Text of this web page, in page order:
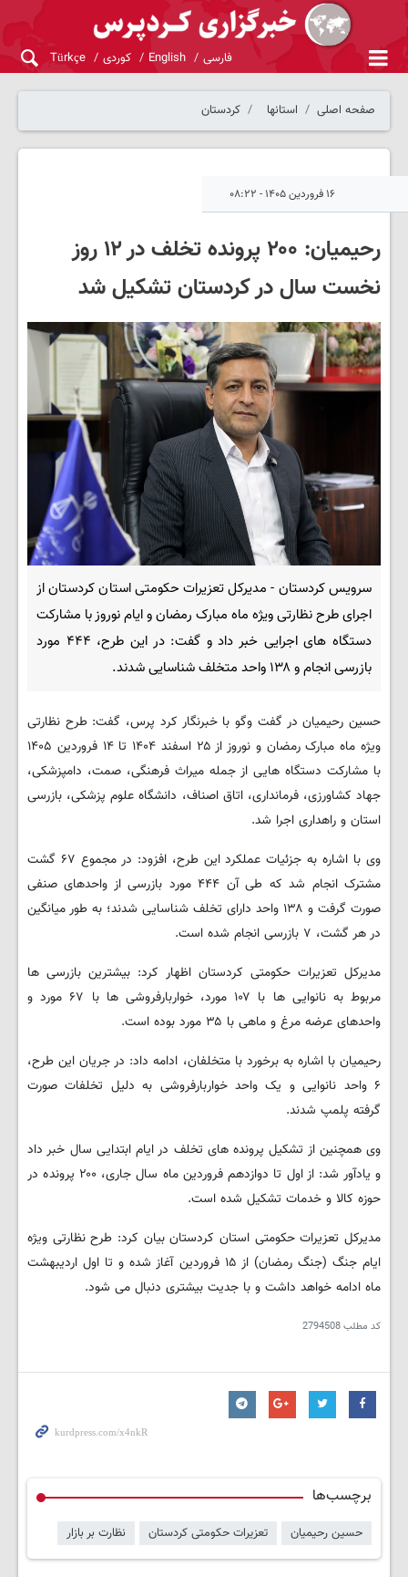
فارسی English کوردی Türkçe
صفحه اصلی استانها کردستان
۱۶ فروردین ۱۴۰۵ - ۰۸:۲۲
رحیمیان: ۲۰۰ پرونده تخلف در ۱۲ روز
نخست سال در کردستان تشکیل شد
سرویس کردستان - مدیرکل تعزیرات حکومتی استان کردستان از
اجرای طرح نظارتی ویژه ماه مبارک رمضان و ایام نوروز با مشارکت
دستگاه های اجرایی خبر داد و گفت: در این طرح، ۴۴۴ مورد
بازرسی انجام و ۱۳۸ واحد متخلف شناسایی شدند.
حسین رحیمیان در گفت وگو با خبرنگار کرد پرس، گفت: طرح نظارتی
ویژه ماه مبارک رمضان و نوروز از ۲۵ اسفند ۱۴۰۴ تا ۱۴ فروردین ۱۴۰۵
با مشارکت دستگاه هایی از جمله میراث فرهنگی، صمت، دامپزشکی،
جهاد کشاورزی، فرمانداری، اتاق اصناف، دانشگاه علوم پزشکی، بازرسی
استان و راهداری اجرا شد.
وی با اشاره به جزئیات عملکرد این طرح، افزود: در مجموع ۶۷ گشت
مشترک انجام شد که طی آن ۴۴۴ مورد بازرسی از واحدهای صنفی
صورت گرفت و ۱۳۸ واحد دارای تخلف شناسایی شدند؛ به طور میانگین
در هر گشت، ۷ بازرسی انجام شده است.
مدیرکل تعزیرات حکومتی کردستان اظهار کرد: بیشترین بازرسی ها
مربوط به نانوایی ها با ۱۰۷ مورد، خواربارفروشی ها با ۶۷ مورد و
واحدهای عرضه مرغ و ماهی با ۳۵ مورد بوده است.
رحیمیان با اشاره به برخورد با متخلفان، ادامه داد: در جریان این طرح،
۶ واحد نانوایی و یک واحد خواربارفروشی به دلیل تخلفات صورت
گرفته پلمپ شدند.
وی همچنین از تشکیل پرونده های تخلف در ایام ابتدایی سال خبر داد
و یادآور شد: از اول تا دوازدهم فروردین ماه سال جاری، ۲۰۰ پرونده در
حوزه کالا و خدمات تشکیل شده است.
مدیرکل تعزیرات حکومتی استان کردستان بیان کرد: طرح نظارتی ویژه
ایام جنگ (جنگ رمضان) از ۱۵ فروردین آغاز شده و تا اول اردیبهشت
ماه ادامه خواهد داشت و با جدیت بیشتری دنبال می شود.
کد مطلب2794508
برچسب‌ها
حسین رحیمیان تعزیرات حکومتی کردستان نظارت بر بازار